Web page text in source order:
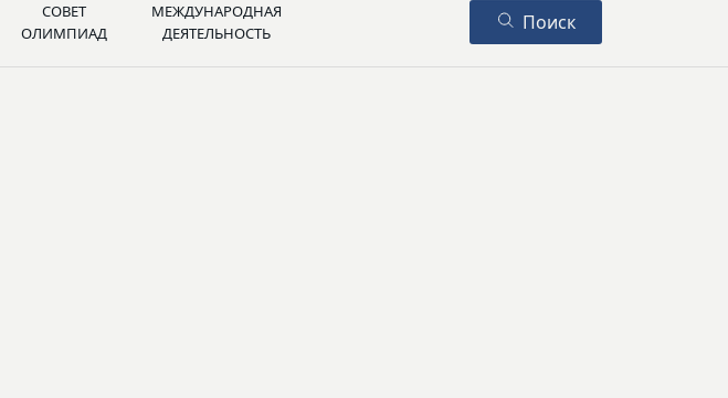
СОВЕТ
ОЛИМПИАД
МЕЖДУНАРОДНАЯ
ДЕЯТЕЛЬНОСТЬ
Поиск